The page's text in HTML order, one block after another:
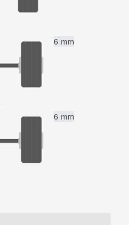
6 mm
6 mm